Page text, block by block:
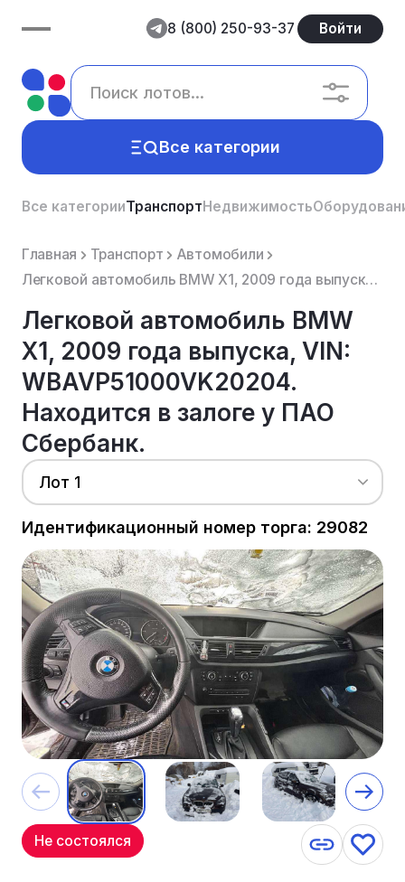
8 (800) 250-93-37 Войти
Все категории
Все категорииТранспортНедвижимость
Главная Транспорт
Автомобили
Легковой автомобиль BMW Х1, 2009 года выпуска, VIN: WBAVP51000VK20204. Находится в залоге у ПАО Сбе...
Легковой автомобиль BMW
Х1, 2009 года выпуска, VIN:
WBAVP51000VK20204.
Находится в залоге у ПАО
Сбербанк.
Лот 1
Идентификационный номер торга: 29082
Не состоялся